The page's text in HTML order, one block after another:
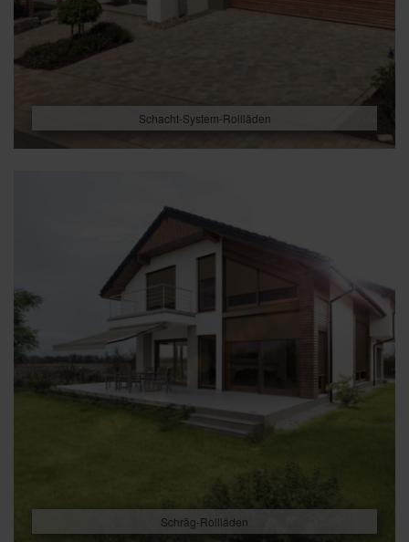
Schacht-System-Rollläden
Schräg-Rollläden